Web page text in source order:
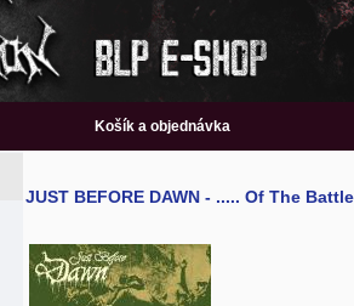
Košík a objednávka
JUST BEFORE DAWN - ..... Of The